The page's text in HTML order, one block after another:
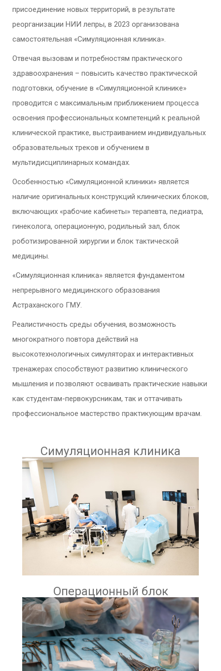
присоединение новых территорий, в результате
реорганизации НИИ лепры, в 2023 организована
самостоятельная «Симуляционная клиника».
Отвечая вызовам и потребностям практического
здравоохранения – повысить качество практической
подготовки, обучение в «Симуляционной клинике»
проводится с максимальным приближением процесса
освоения профессиональных компетенций к реальной
клинической практике, выстраиванием индивидуальных
образовательных треков и обучением в
мультидисциплинарных командах.
Особенностью «Симуляционной клиники» является
наличие оригинальных конструкций клинических блоков,
включающих «рабочие кабинеты» терапевта, педиатра,
гинеколога, операционную, родильный зал, блок
роботизированной хирургии и блок тактической
медицины.
«Симуляционная клиника» является фундаментом
непрерывного медицинского образования
Астраханского ГМУ.
Реалистичность среды обучения, возможность
многократного повтора действий на
высокотехнологичных симуляторах и интерактивных
тренажерах способствуют развитию клинического
мышления и позволяют осваивать практические навыки
как студентам-первокурсникам, так и оттачивать
профессиональное мастерство практикующим врачам.
Симуляционная клиника
Операционный блок